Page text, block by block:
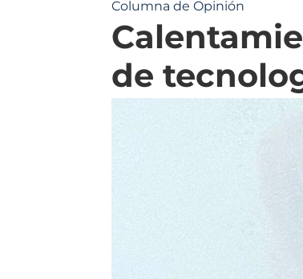
Columna de Opinión
de